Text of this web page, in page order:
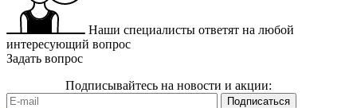
Наши специалисты ответят на любой
интересующий вопрос
Задать вопрос
Подписывайтесь на новости и акции: